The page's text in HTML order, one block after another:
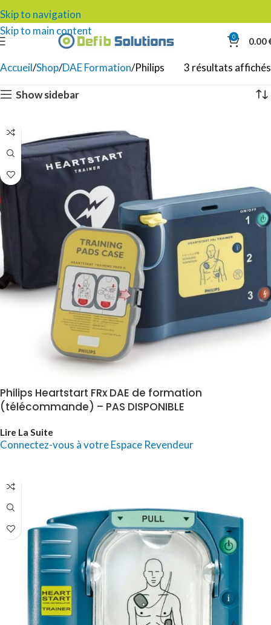
Skip to navigation
Skip to main content
0 0.00
Accueil Shop DAE Formation Philips 3 résultats affichés
Show sidebar
Philips Heartstart FRx DAE de formation
(télécommande) – PAS DISPONIBLE
Lire La Suite
Connectez-vous à votre Espace Revendeur